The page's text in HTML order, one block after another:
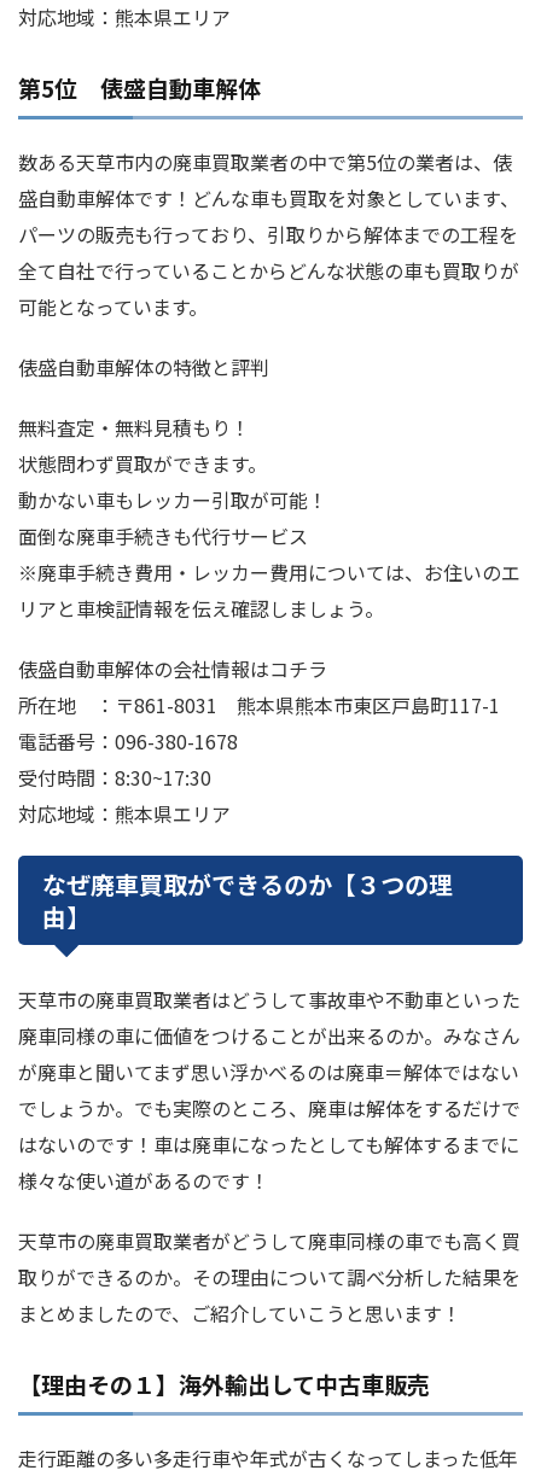
対応地域：熊本県エリア
第5位 俵盛自動車解体
数ある天草市内の廃車買取業者の中で第5位の業者は、俵
盛自動車解体です！どんな車も買取を対象としています、
パーツの販売も行っており、引取りから解体までの工程を
全て自社で行っていることからどんな状態の車も買取りが
可能となっています。
俵盛自動車解体の特徴と評判
無料査定・無料見積もり！
状態問わず買取ができます。
動かない車もレッカー引取が可能！
面倒な廃車手続きも代行サービス
※廃車手続き費用・レッカー費用については、お住いのエ
リアと車検証情報を伝え確認しましょう。
俵盛自動車解体の会社情報はコチラ
所在地 ：〒861-8031 熊本県熊本市東区戸島町117-1
電話番号：096-380-1678
受付時間：8:30~17:30
対応地域：熊本県エリア
なぜ廃車買取ができるのか【３つの理
由】
天草市の廃車買取業者はどうして事故車や不動車といった
廃車同様の車に価値をつけることが出来るのか。みなさん
が廃車と聞いてまず思い浮かべるのは廃車＝解体ではない
でしょうか。でも実際のところ、廃車は解体をするだけで
はないのです！車は廃車になったとしても解体するまでに
様々な使い道があるのです！
天草市の廃車買取業者がどうして廃車同様の車でも高く買
取りができるのか。その理由について調べ分析した結果を
まとめましたので、ご紹介していこうと思います！
【理由その１】海外輸出して中古車販売
走行距離の多い多走行車や年式が古くなってしまった低年